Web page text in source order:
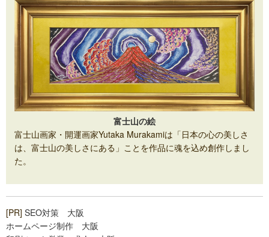
富士山の絵
富士山画家・開運画家Yutaka Murakamiは「日本の心の美しさ
は、富士山の美しさにある」ことを作品に魂を込め創作しまし
た。
[PR] SEO対策 大阪
ホームページ制作 大阪